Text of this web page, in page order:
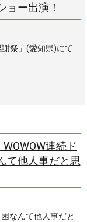
ョー出演！
祭」(愛知県)にて
連続ド
て他人事だと思
なんて他人事だと